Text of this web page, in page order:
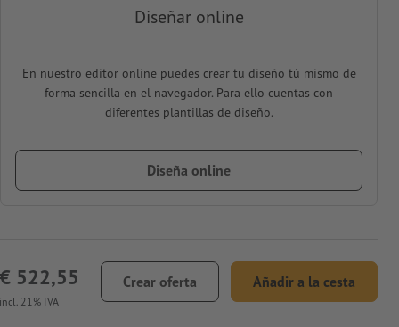
Diseñar online
En nuestro editor online puedes crear tu diseño tú mismo de
forma sencilla en el navegador. Para ello cuentas con
diferentes plantillas de diseño.
Diseña online
incl. 21% IVA
€ 522,55 Crear oferta Añadir a la cesta